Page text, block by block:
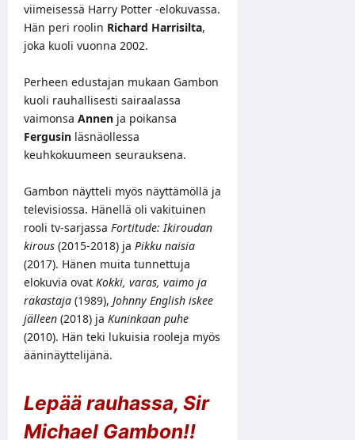
viimeisessä Harry Potter -elokuvassa.
Hän peri roolin Richard Harrisilta,
joka kuoli vuonna 2002.
Perheen edustajan mukaan Gambon
kuoli rauhallisesti sairaalassa
vaimonsa Annen ja poikansa
Fergusin läsnäollessa
keuhkokuumeen seurauksena.
Gambon näytteli myös näyttämöllä ja
televisiossa. Hänellä oli vakituinen
rooli tv-sarjassa Fortitude: Ikiroudan
kirous (2015-2018) ja Pikku naisia
(2017). Hänen muita tunnettuja
elokuvia ovat Kokki, varas, vaimo ja
rakastaja (1989), Johnny English iskee
jälleen (2018) ja Kuninkaan puhe
(2010). Hän teki lukuisia rooleja myös
ääninäyttelijänä.
Lepää rauhassa, Sir
Michael Gambon!!